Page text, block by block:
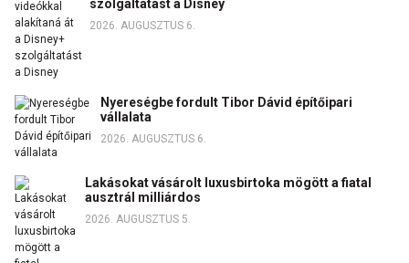
szolgáltatást a Disney
2026. AUGUSZTUS 6.
Nyereségbe fordult Tibor Dávid építőipari
vállalata
2026. AUGUSZTUS 6.
Lakásokat vásárolt luxusbirtoka mögött a fiatal
ausztrál milliárdos
2026. AUGUSZTUS 5.